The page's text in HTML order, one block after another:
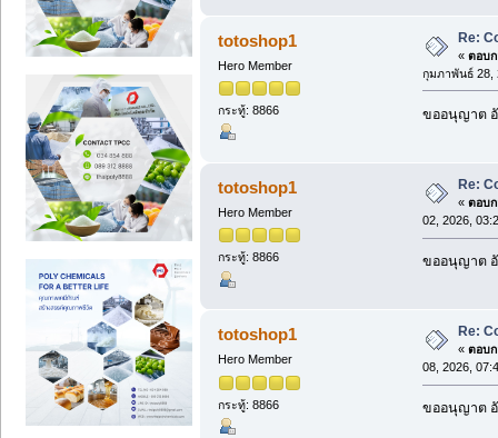
totoshop1
Hero Member
กระทู้: 8866
Re:
« ตอบก
กุมภาพันธ์ 28,
ขออนุญาต
totoshop1
Hero Member
กระทู้: 8866
Re:
« ตอบก
02, 2026,
ขออนุญาต
totoshop1
Hero Member
กระทู้: 8866
Re:
« ตอบก
08, 2026,
ขออนุญาต